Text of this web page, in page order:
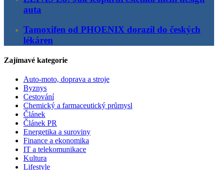
auta
Tamoxifen od PHOENIX dorazil do českých
lékáren
Zajímavé kategorie
Auto-moto, doprava a stroje
Byznys
Cestování
Chemický a farmaceutický průmysl
Článek
Článek PR
Energetika a suroviny
Finance a ekonomika
IT a telekomunikace
Kultura
Lifestyle